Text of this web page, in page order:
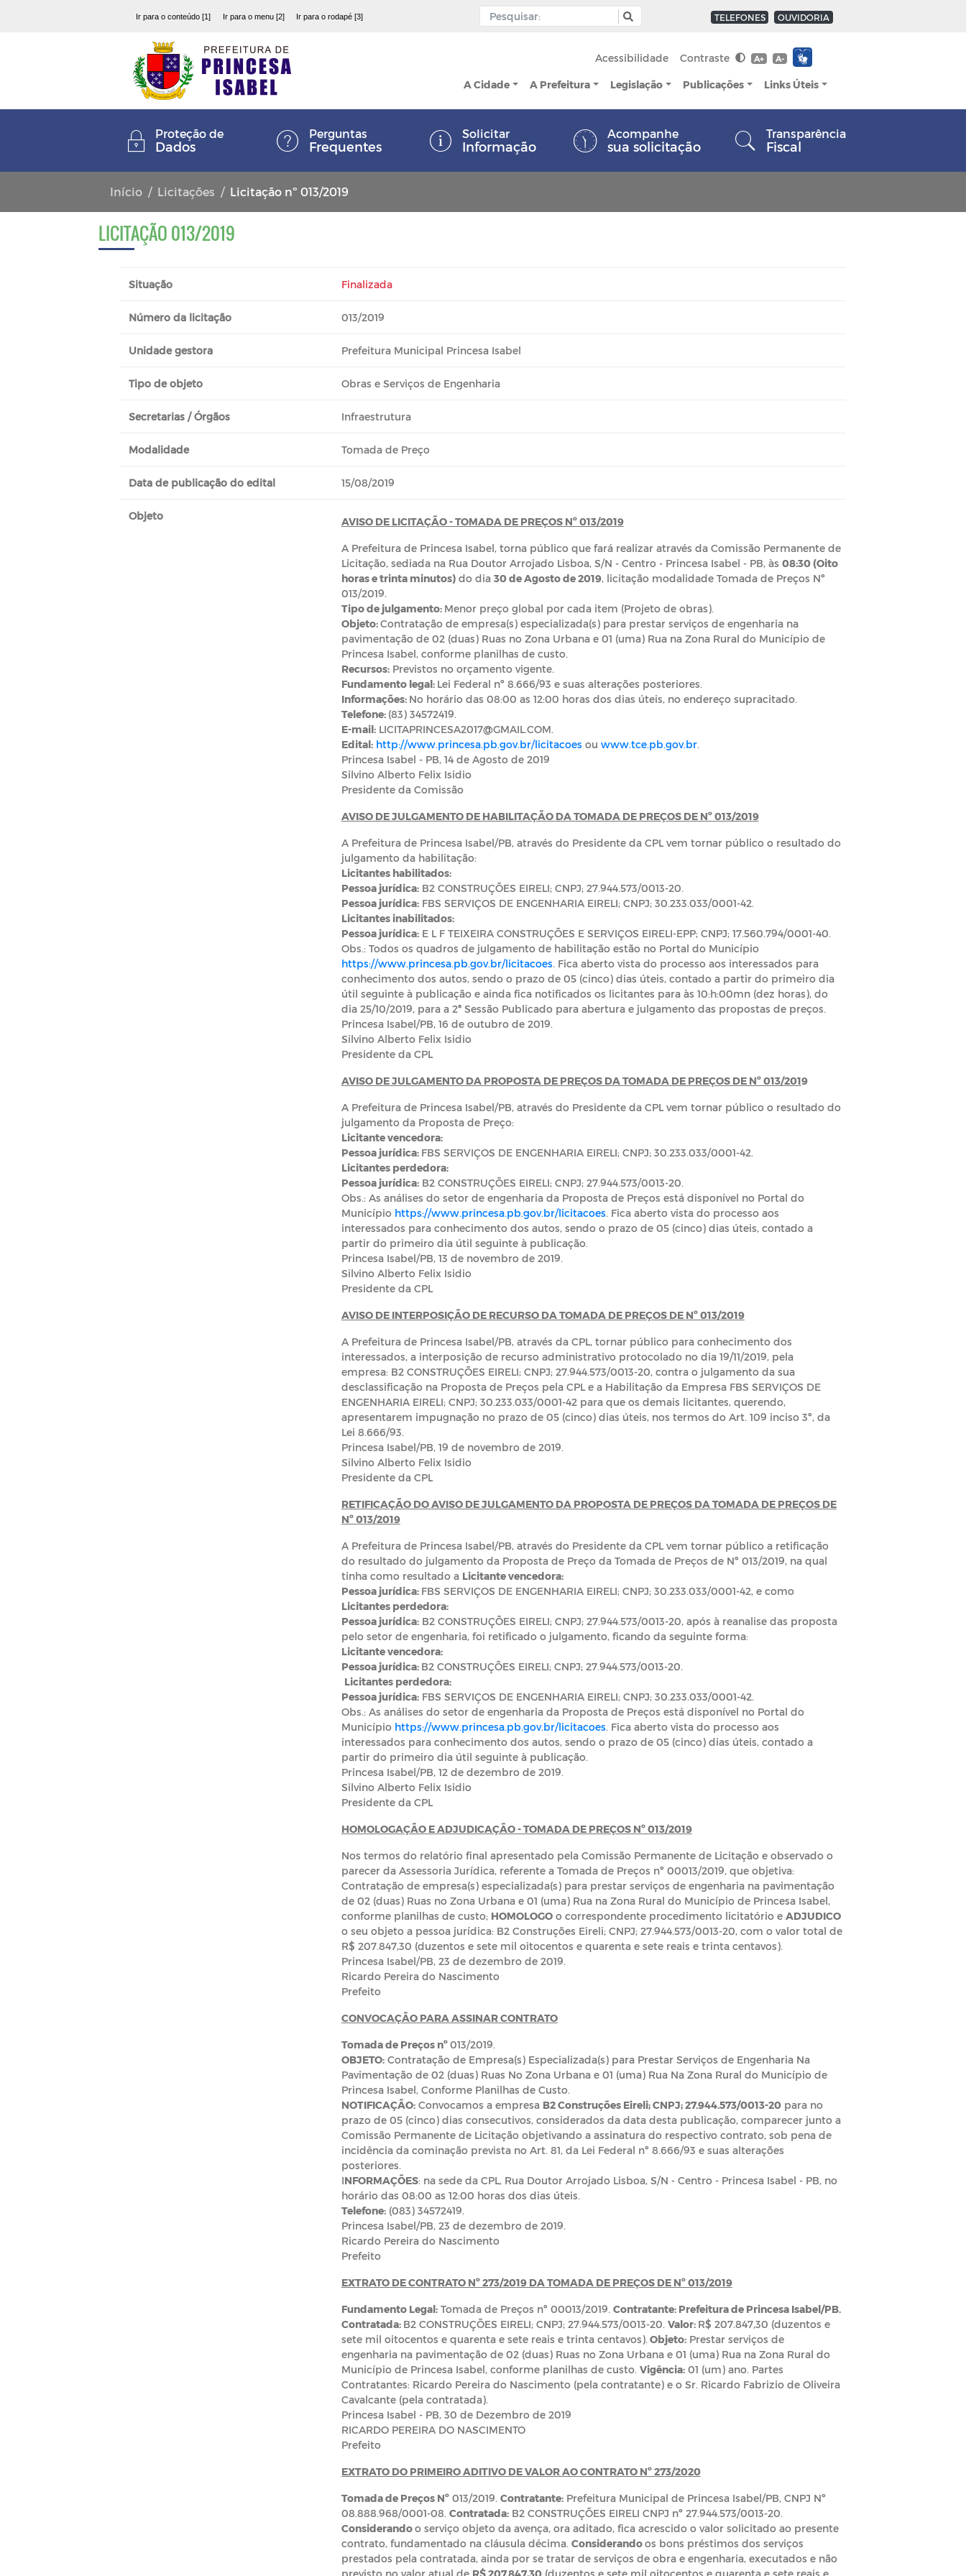
Ir para o conteúdo [1] Ir para o menu [2] Ir para o rodapé [3] TELEFONES OUVIDORIA
Acessibilidade Contraste A+ A-
A Cidade A Prefeitura Legislação Publicações Links Úteis
Proteção de
Dados
Perguntas
Frequentes
Solicitar
Informação
Acompanhe
sua solicitação
Transparência
Fiscal
Início Licitações Licitação nº 013/2019
LICITAÇÃO 013/2019
Situação Finalizada
Número da licitação 013/2019
Unidade gestora Prefeitura Municipal Princesa Isabel
Tipo de objeto Obras e Serviços de Engenharia
Secretarias / Órgãos Infraestrutura
Modalidade Tomada de Preço
Data de publicação do edital 15/08/2019
Objeto AVISO DE LICITAÇÃO - TOMADA DE PREÇOS Nº 013/2019
A Prefeitura de Princesa Isabel, torna público que fará realizar através da Comissão Permanente de
Licitação, sediada na Rua Doutor Arrojado Lisboa, S/N - Centro - Princesa Isabel - PB, às 08:30 (Oito
horas e trinta minutos)do dia 30 de Agosto de 2019, licitação modalidade Tomada de Preços Nº
013/2019.
Tipo de julgamento: Menor preço global por cada item (Projeto de obras).
Objeto:Contratação de empresa(s) especializada(s) para prestar serviços de engenharia na
pavimentação de 02 (duas) Ruas no Zona Urbana e 01 (uma) Rua na Zona Rural do Município de
Princesa Isabel, conforme planilhas de custo.
Recursos:Previstos no orçamento vigente.
Fundamento legal: Lei Federal nº 8.666/93 e suas alterações posteriores.
Informações: No horário das 08:00 as 12:00 horas dos dias úteis, no endereço supracitado.
Telefone: (83) 34572419.
E-mail:LICITAPRINCESA2017@GMAIL.COM.
Edital: http://www.princesa.pb.gov.br/licitacoesou www.tce.pb.gov.br.
Princesa Isabel - PB, 14 de Agosto de 2019
Silvino Alberto Felix Isidio
Presidente da Comissão
AVISO DE JULGAMENTO DE HABILITAÇÃO DA TOMADA DE PREÇOS DE Nº 013/2019
A Prefeitura de Princesa Isabel/PB, através do Presidente da CPL vem tornar público o resultado do
julgamento da habilitação:
Licitantes habilitados:
Pessoa jurídica:B2 CONSTRUÇÕES EIRELI; CNPJ; 27.944.573/0013-20.
Pessoa jurídica:FBS SERVIÇOS DE ENGENHARIA EIRELI; CNPJ; 30.233.033/0001-42.
Licitantes inabilitados:
Pessoa jurídica:E L F TEIXEIRA CONSTRUÇÕES E SERVIÇOS EIRELI-EPP; CNPJ; 17.560.794/0001-40.
Obs.: Todos os quadros de julgamento de habilitação estão no Portal do Município
https://www.princesa.pb.gov.br/licitacoes. Fica aberto vista do processo aos interessados para
conhecimento dos autos, sendo o prazo de 05 (cinco) dias úteis, contado a partir do primeiro dia
útil seguinte à publicação e ainda fica notificados os licitantes para às 10:h:00mn (dez horas), do
dia 25/10/2019, para a 2ª Sessão Publicado para abertura e julgamento das propostas de preços.
Princesa Isabel/PB, 16 de outubro de 2019.
Silvino Alberto Felix Isidio
Presidente da CPL
AVISO DE JULGAMENTO DA PROPOSTA DE PREÇOS DA TOMADA DE PREÇOS DE Nº 013/2019
A Prefeitura de Princesa Isabel/PB, através do Presidente da CPL vem tornar público o resultado do
julgamento da Proposta de Preço:
Licitantevencedora:
Pessoa jurídica: FBS SERVIÇOS DE ENGENHARIA EIRELI; CNPJ; 30.233.033/0001-42.
Licitantes perdedora:
Pessoa jurídica:B2 CONSTRUÇÕES EIRELI; CNPJ; 27.944.573/0013-20.
Obs.: As análises do setor de engenharia da Proposta de Preços está disponível no Portal do
Município https://www.princesa.pb.gov.br/licitacoes. Fica aberto vista do processo aos
interessados para conhecimento dos autos, sendo o prazo de 05 (cinco) dias úteis, contado a
partir do primeiro dia útil seguinte à publicação.
Princesa Isabel/PB, 13 de novembro de 2019.
Silvino Alberto Felix Isidio
Presidente da CPL
AVISO DE INTERPOSIÇÃO DE RECURSO DA TOMADA DE PREÇOS DE Nº 013/2019
A Prefeitura de Princesa Isabel/PB, através da CPL, tornar público para conhecimento dos
interessados, a interposição de recurso administrativo protocolado no dia 19/11/2019, pela
empresa: B2 CONSTRUÇÕES EIRELI; CNPJ; 27.944.573/0013-20, contra o julgamento da sua
desclassificação na Proposta de Preços pela CPL e a Habilitação da Empresa FBS SERVIÇOS DE
ENGENHARIA EIRELI; CNPJ; 30.233.033/0001-42 para que os demais licitantes, querendo,
apresentarem impugnação no prazo de 05 (cinco) dias úteis, nos termos do Art. 109 inciso 3º, da
Lei 8.666/93.
Princesa Isabel/PB, 19 de novembro de 2019.
Silvino Alberto Felix Isidio
Presidente da CPL
RETIFICAÇÃO DO AVISO DE JULGAMENTO DA PROPOSTA DE PREÇOS DA TOMADA DE PREÇOS DE
Nº 013/2019
A Prefeitura de Princesa Isabel/PB, através do Presidente da CPL vem tornar público a retificação
do resultado do julgamento da Proposta de Preço da Tomada de Preços de Nº 013/2019, na qual
tinha como resultado a Licitante vencedora:
Pessoa jurídica: FBS SERVIÇOS DE ENGENHARIA EIRELI; CNPJ; 30.233.033/0001-42, e como
Licitantes perdedora:
Pessoa jurídica:B2 CONSTRUÇÕES EIRELI; CNPJ; 27.944.573/0013-20, após à reanalise das proposta
pelo setor de engenharia, foi retificado o julgamento, ficando da seguinte forma:
Licitante vencedora:
Pessoa jurídica: B2 CONSTRUÇÕES EIRELI; CNPJ; 27.944.573/0013-20.
Licitantes perdedora:
Pessoa jurídica:FBS SERVIÇOS DE ENGENHARIA EIRELI; CNPJ; 30.233.033/0001-42.
Obs.: As análises do setor de engenharia da Proposta de Preços está disponível no Portal do
Município https://www.princesa.pb.gov.br/licitacoes. Fica aberto vista do processo aos
interessados para conhecimento dos autos, sendo o prazo de 05 (cinco) dias úteis, contado a
partir do primeiro dia útil seguinte à publicação.
Princesa Isabel/PB, 12 de dezembro de 2019.
Silvino Alberto Felix Isidio
Presidente da CPL
HOMOLOGAÇÃO E ADJUDICAÇÃO - TOMADA DE PREÇOS Nº 013/2019
Nos termos do relatório final apresentado pela Comissão Permanente de Licitação e observado o
parecer da Assessoria Jurídica, referente a Tomada de Preços nº 00013/2019, que objetiva:
Contratação de empresa(s) especializada(s) para prestar serviços de engenharia na pavimentação
de 02 (duas) Ruas no Zona Urbana e 01 (uma) Rua na Zona Rural do Município de Princesa Isabel,
conforme planilhas de custo; HOMOLOGOo correspondente procedimento licitatório e ADJUDICO
o seu objeto a pessoa jurídica: B2 Construções Eireli; CNPJ; 27.944.573/0013-20, com o valor total de
R$ 207.847,30 (duzentos e sete mil oitocentos e quarenta e sete reais e trinta centavos).
Princesa Isabel/PB, 23 de dezembro de 2019.
Ricardo Pereira do Nascimento
Prefeito
CONVOCAÇÃO PARA ASSINAR CONTRATO
Tomada de Preços nº013/2019.
OBJETO:Contratação de Empresa(s) Especializada(s) para Prestar Serviços de Engenharia Na
Pavimentação de 02 (duas) Ruas No Zona Urbana e 01 (uma) Rua Na Zona Rural do Município de
Princesa Isabel, Conforme Planilhas de Custo.
NOTIFICAÇÃO:Convocamos a empresa B2 Construções Eireli; CNPJ; 27.944.573/0013-20para no
prazo de 05 (cinco) dias consecutivos, considerados da data desta publicação, comparecer junto a
Comissão Permanente de Licitação objetivando a assinatura do respectivo contrato, sob pena de
incidência da cominação prevista no Art. 81, da Lei Federal nº 8.666/93 e suas alterações
posteriores.
INFORMAÇÕES: na sede da CPL, Rua Doutor Arrojado Lisboa, S/N - Centro - Princesa Isabel - PB, no
horário das 08:00 as 12:00 horas dos dias úteis.
Telefone:(083) 34572419.
Princesa Isabel/PB, 23 de dezembro de 2019.
Ricardo Pereira do Nascimento
Prefeito
EXTRATO DE CONTRATO Nº 273/2019 DA TOMADA DE PREÇOS DE Nº 013/2019
Fundamento Legal:Tomada de Preços nº 00013/2019. Contratante: Prefeitura de Princesa Isabel/PB.
Contratada: B2 CONSTRUÇÕES EIRELI; CNPJ; 27.944.573/0013-20. Valor: R$ 207.847,30 (duzentos e
sete mil oitocentos e quarenta e sete reais e trinta centavos). Objeto:Prestar serviços de
engenharia na pavimentação de 02 (duas) Ruas no Zona Urbana e 01 (uma) Rua na Zona Rural do
Município de Princesa Isabel, conforme planilhas de custo. Vigência:01 (um) ano. Partes
Contratantes: Ricardo Pereira do Nascimento (pela contratante) e o Sr. Ricardo Fabrizio de Oliveira
Cavalcante (pela contratada).
Princesa Isabel - PB, 30 de Dezembro de 2019
RICARDO PEREIRA DO NASCIMENTO
Prefeito
EXTRATO DO PRIMEIRO ADITIVO DE VALOR AO CONTRATO Nº 273/2020
Tomada de Preços Nº013/2019. Contratante:Prefeitura Municipal de Princesa Isabel/PB, CNPJ Nº
08.888.968/0001-08. Contratada:B2 CONSTRUÇÕES EIRELI CNPJ nº 27.944.573/0013-20.
Considerandoo serviço objeto da avença, ora aditado, fica acrescido o valor solicitado ao presente
contrato, fundamentado na cláusula décima. Considerandoos bons préstimos dos serviços
prestados pela contratada, ainda por se tratar de serviços de obra e engenharia, executados e não
previsto no valor atual de R$ 207.847,30(duzentos e sete mil oitocentos e quarenta e sete reais e